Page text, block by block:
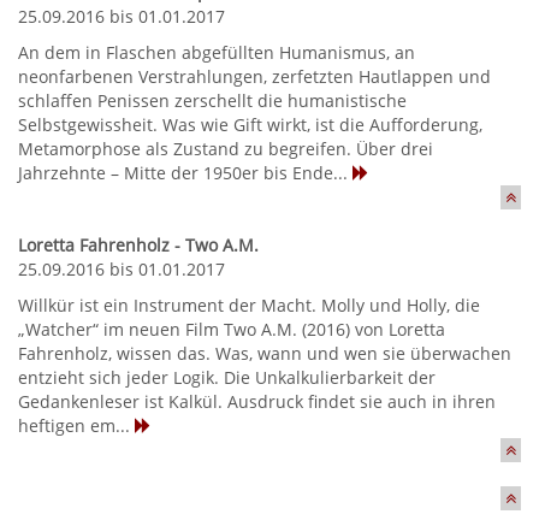
25.09.2016 bis 01.01.2017
An dem in Flaschen abgefüllten Humanismus, an
neonfarbenen Verstrahlungen, zerfetzten Hautlappen und
schlaffen Penissen zerschellt die humanistische
Selbstgewissheit. Was wie Gift wirkt, ist die Aufforderung,
Metamorphose als Zustand zu begreifen. Über drei
Jahrzehnte – Mitte der 1950er bis Ende...
Loretta Fahrenholz - Two A.M.
25.09.2016 bis 01.01.2017
Willkür ist ein Instrument der Macht. Molly und Holly, die
„Watcher“ im neuen Film Two A.M. (2016) von Loretta
Fahrenholz, wissen das. Was, wann und wen sie überwachen
entzieht sich jeder Logik. Die Unkalkulierbarkeit der
Gedankenleser ist Kalkül. Ausdruck findet sie auch in ihren
heftigen em...